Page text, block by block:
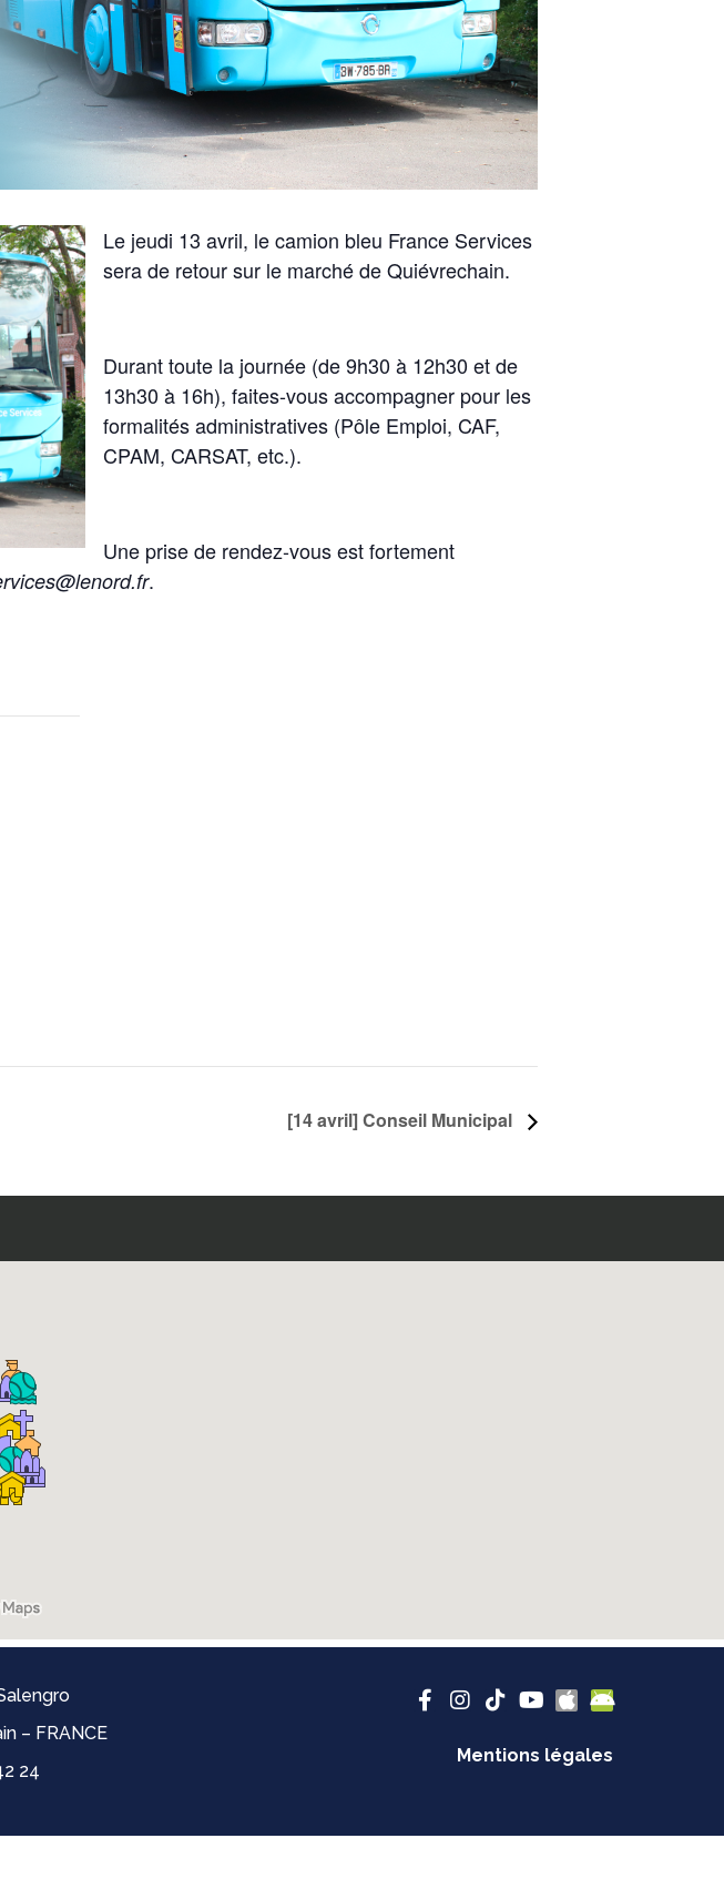
Le jeudi 13 avril, le camion bleu France Services
sera de retour sur le marché de Quiévrechain.
Durant toute la journée (de 9h30 à 12h30 et de
13h30 à 16h), faites-vous accompagner pour les
formalités administratives (Pôle Emploi, CAF,
CPAM, CARSAT, etc.).
Une prise de rendez-vous est fortement
.
[14 avril] Conseil Municipal
– FRANCE
24
Mentions légales